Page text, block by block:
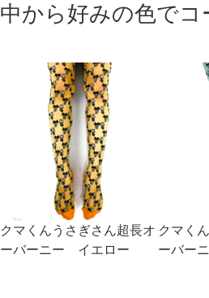
中から好みの色で
クマくんうさぎさん超長オ
ーバーニー イエロー
クマく
ーバー